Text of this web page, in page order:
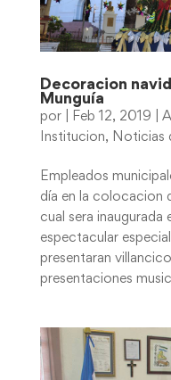
Decoracion
Munguía
por Feb 12, 2019
Institucion, Noticias
Empleados
día en la colocacion
cual sera inaugurada
espectacular
presentaran
presentaciones